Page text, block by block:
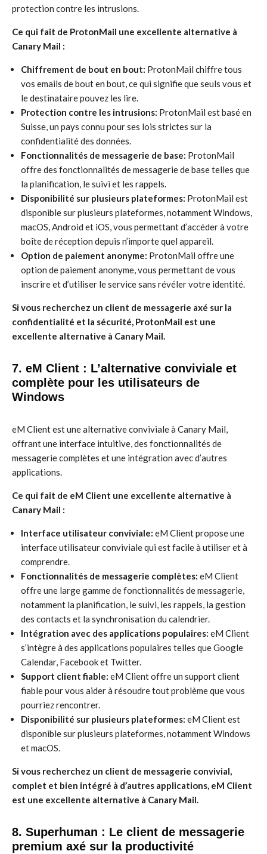
protection contre les intrusions.
Ce qui fait de ProtonMail une excellente alternative à
Canary Mail :
Chiffrement de bout en bout: ProtonMail chiffre tous
vos emails de bout en bout, ce qui signifie que seuls vous et
le destinataire pouvez les lire.
Protection contre les intrusions: ProtonMail est basé en
Suisse, un pays connu pour ses lois strictes sur la
confidentialité des données.
Fonctionnalités de messagerie de base: ProtonMail
offre des fonctionnalités de messagerie de base telles que
la planification, le suivi et les rappels.
Disponibilité sur plusieurs plateformes: ProtonMail est
disponible sur plusieurs plateformes, notamment Windows,
macOS, Android et iOS, vous permettant d’accéder à votre
boîte de réception depuis n’importe quel appareil.
Option de paiement anonyme: ProtonMail offre une
option de paiement anonyme, vous permettant de vous
inscrire et d’utiliser le service sans révéler votre identité.
Si vous recherchez un client de messagerie axé sur la
confidentialité et la sécurité, ProtonMail est une
excellente alternative à Canary Mail.
7. eM Client : L’alternative conviviale et
complète pour les utilisateurs de
Windows
eM Client est une alternative conviviale à Canary Mail,
offrant une interface intuitive, des fonctionnalités de
messagerie complètes et une intégration avec d’autres
applications.
Ce qui fait de eM Client une excellente alternative à
Canary Mail :
Interface utilisateur conviviale: eM Client propose une
interface utilisateur conviviale qui est facile à utiliser et à
comprendre.
Fonctionnalités de messagerie complètes: eM Client
offre une large gamme de fonctionnalités de messagerie,
notamment la planification, le suivi, les rappels, la gestion
des contacts et la synchronisation du calendrier.
Intégration avec des applications populaires: eM Client
s’intègre à des applications populaires telles que Google
Calendar, Facebook et Twitter.
Support client fiable: eM Client offre un support client
fiable pour vous aider à résoudre tout problème que vous
pourriez rencontrer.
Disponibilité sur plusieurs plateformes: eM Client est
disponible sur plusieurs plateformes, notamment Windows
et macOS.
Si vous recherchez un client de messagerie convivial,
complet et bien intégré à d’autres applications, eM Client
est une excellente alternative à Canary Mail.
8. Superhuman : Le client de messagerie
premium axé sur la productivité